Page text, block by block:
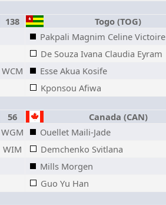
138 Togo (TOG)
Pakpali Magnim Celine Victoire
De Souza Ivana Claudia Eyram
WCM Esse Akua Kosife
Kponsou Afiwa
56 Canada (CAN)
WGM Ouellet Maili-Jade
WIM Demchenko Svitlana
Mills Morgen
Guo Yu Han